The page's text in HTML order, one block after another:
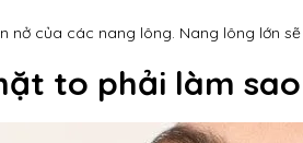
nở của các nang lông. Nang lông lớn
to phải làm